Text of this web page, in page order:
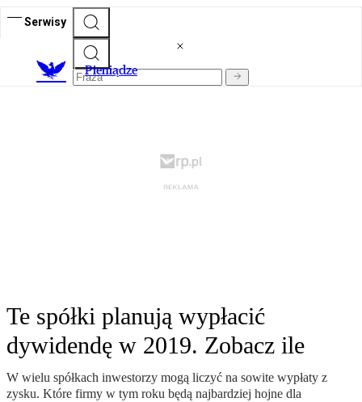
Serwisy
Pieniądze
Te spółki planują wypłacić
dywidendę w 2019. Zobacz ile
W wielu spółkach inwestorzy mogą liczyć na sowite wypłaty z
zysku. Które firmy w tym roku będą najbardziej hojne dla